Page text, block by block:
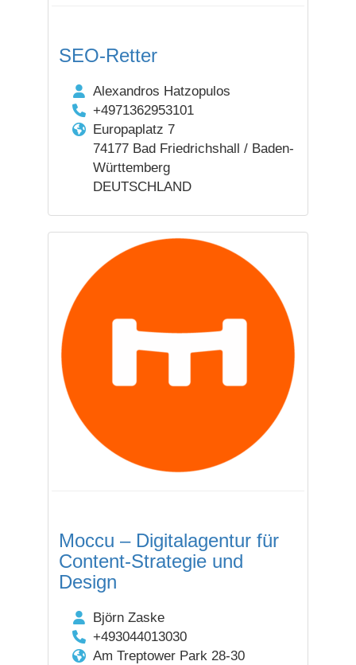
SEO-Retter
Alexandros Hatzopulos
+4971362953101
Europaplatz 7
74177 Bad Friedrichshall / Baden-
Württemberg
DEUTSCHLAND
Moccu – Digitalagentur für
Content-Strategie und
Design
Björn Zaske
+493044013030
Am Treptower Park 28-30